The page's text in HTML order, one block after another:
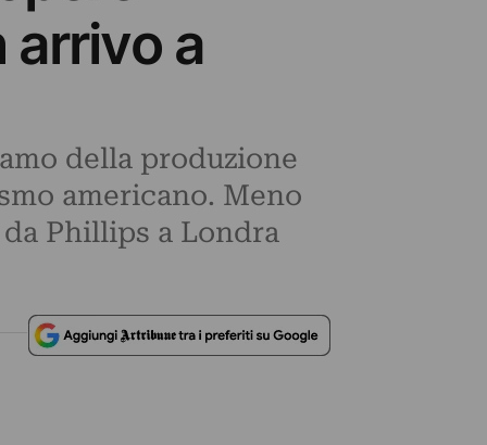
arrivo a
della produzione
americano. Meno
Phillips a Londra